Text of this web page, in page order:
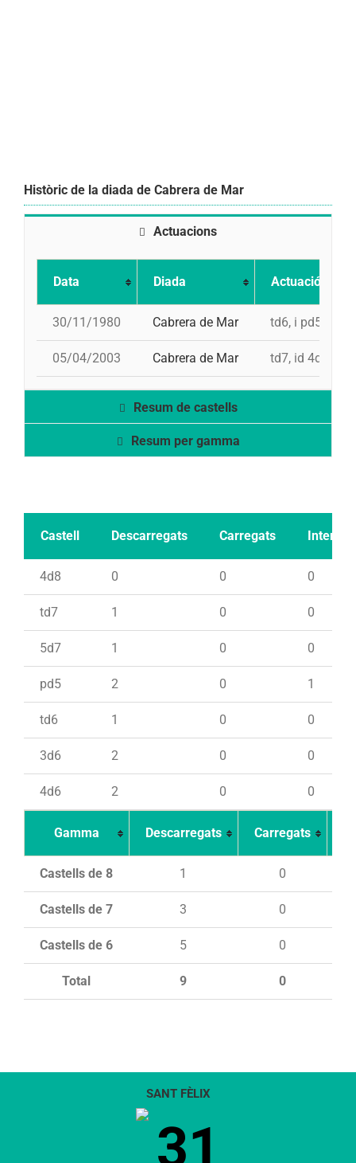
Històric de la diada de Cabrera de Mar
Actuacions
Data Diada Actuació
30/11/1980 Cabrera de Mar td6, i pd5, pd5,
05/04/2003 Cabrera de Mar td7, id 4d8, 5d7
Resum de castells
Resum per gamma
Castell Descarregats Carregats Intents
4d8 0 0 0
td7 1 0 0
5d7 1 0 0
pd5 2 0 1
td6 1 0 0
3d6 2 0 0
4d6 2 0 0
Gamma Descarregats Carregats
Total 9 0
Castells de 8 1 0
Castells de 7 3 0
Castells de 6 5 0
SANT FÈLIX
31